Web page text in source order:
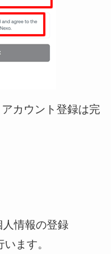
カウント登録は完
情報の登録
ます。